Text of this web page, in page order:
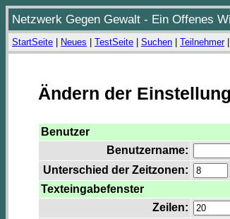
Netzwerk Gegen Gewalt - Ein Offenes
StartSeite Neues TestSeite Suchen Teilnehmer|
Ändern der
Benutzer
Benutzername:
Unterschied der Zeitzonen:
Texteingabefenster
Zeilen: